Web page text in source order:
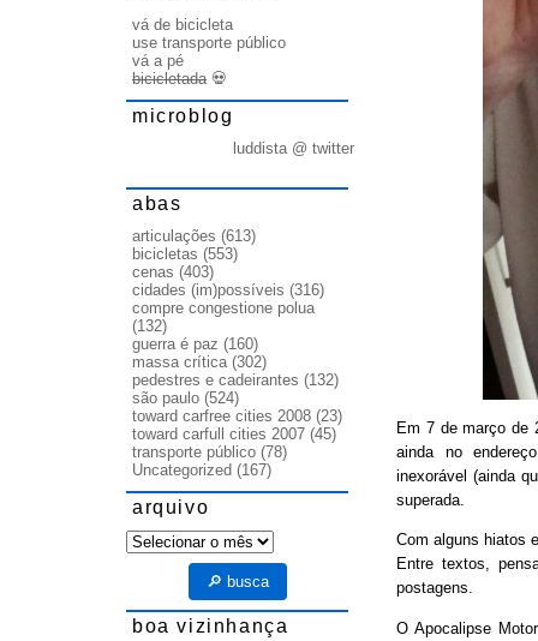
Em 7 de março de
ainda no
inexorável (ainda
superada.
Com alguns hiatos
Entre textos,
postagens.
O Apocalipse
vá de bicicleta
use transporte público
vá a pé
bicicletada💀
microblog
luddista @ twitter
abas
articulações (613)
bicicletas (553)
cenas (403)
cidades (im)possíveis (316)
compre congestione polua
(132)
guerra é paz (160)
massa crítica(302)
pedestres e cadeirantes (132)
são paulo (524)
toward carfree cities 2008 (23)
toward carfull cities 2007 (45)
transporte público (78)
Uncategorized (167)
arquivo
arquivo
🔎 busca
boa vizinhança